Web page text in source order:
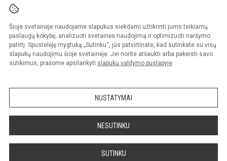
Šioje svetainėje naudojame slapukus siekdami užtikrinti jums teikiamų
paslaugų kokybę, analizuoti svetainės naudojimą ir optimizuoti naršymo
patirtį. Spustelėję mygtuką „Sutinku“, jūs patvirtinate, kad sutinkate su visų
slapukų naudojimu šioje svetainėje. Jei norite atšaukti arba pakeisti savo
sutikimus, prašome apsilankyti slapukų valdymo puslapyje.
NUSTATYMAI
NESUTINKU
SUTINKU
© 2024. Naujosios Akmenės Ramučių gimnazija. Visos teisės saugomos.
Kopijuoti turinį be raštiško įstaigos administracijos sutikimo griežtai draudžiama.
Prieinamumo paraiška Slapukų valdymas